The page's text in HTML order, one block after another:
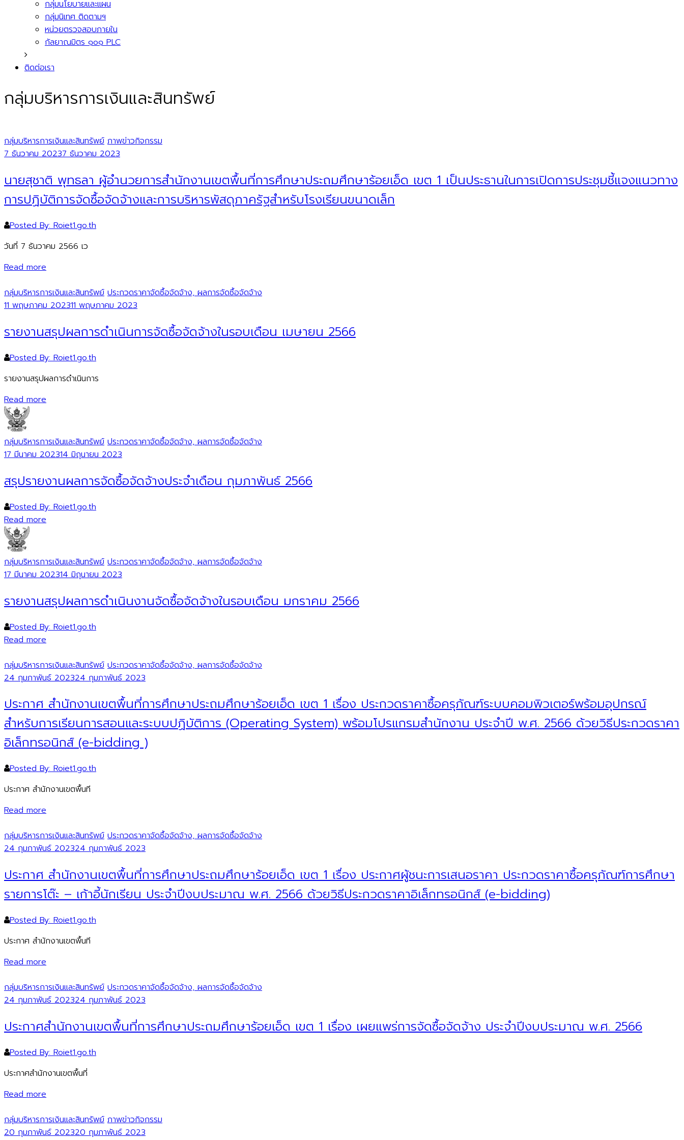
กลุ่มนโยบายและแผน
กลุ่มนิเทศ ติดตามฯ
หน่วยตรวจสอบภายใน
กัลยาณมิตร ๑๐๑ PLC
ติดต่อเรา
กลุ่มบริหารการเงินและสินทรัพย์
กลุ่มบริหารการเงินและสินทรัพย์ ภาพข่าวกิจกรรม
7 ธันวาคม 20237 ธันวาคม 2023
นายสุชาติ พุทธลา ผู้อำนวยการสำนักงานเขตพื้นที่การศึกษาประถมศึกษาร้อยเอ็ด เขต 1 เป็นประธานในการเปิดการประชุมชี้แจงแนวทาง
การปฏิบัติการจัดซื้อจัดจ้างและการบริหารพัสดุภาครัฐสำหรับโรงเรียนขนาดเล็ก
Posted By: Roiet1.go.th
วันที่ 7 ธันวาคม 2566 เว
Read more
กลุ่มบริหารการเงินและสินทรัพย์ ประกวดราคาจัดซื้อจัดจ้าง, ผลการจัดซื้อจัดจ้าง
11 พฤษภาคม 202311 พฤษภาคม 2023
รายงานสรุปผลการดำเนินการจัดซื้อจัดจ้างในรอบเดือน เมษายน 2566
Posted By: Roiet1.go.th
รายงานสรุปผลการดำเนินการ
Read more
กลุ่มบริหารการเงินและสินทรัพย์ ประกวดราคาจัดซื้อจัดจ้าง, ผลการจัดซื้อจัดจ้าง
17 มีนาคม 202314 มิถุนายน 2023
สรุปรายงานผลการจัดซื้อจัดจ้างประจำเดือน กุมภาพันธ์ 2566
Posted By: Roiet1.go.th
Read more
กลุ่มบริหารการเงินและสินทรัพย์ ประกวดราคาจัดซื้อจัดจ้าง, ผลการจัดซื้อจัดจ้าง
17 มีนาคม 202314 มิถุนายน 2023
รายงานสรุปผลการดำเนินงานจัดซื้อจัดจ้างในรอบเดือน มกราคม 2566
Posted By: Roiet1.go.th
Read more
กลุ่มบริหารการเงินและสินทรัพย์ ประกวดราคาจัดซื้อจัดจ้าง, ผลการจัดซื้อจัดจ้าง
24 กุมภาพันธ์ 202324 กุมภาพันธ์ 2023
ประกาศ สำนักงานเขตพื้นที่การศึกษาประถมศึกษาร้อยเอ็ด เขต 1 เรื่อง ประกวดราคาซื้อครุภัณฑ์ระบบคอมพิวเตอร์พร้อมอุปกรณ์
สำหรับการเรียนการสอนและระบบปฏิบัติการ (Operating System) พร้อมโปรแกรมสำนักงาน ประจำปี พ.ศ. 2566 ด้วยวิธีประกวดราคา
อิเล็กทรอนิกส์ (e-bidding )
Posted By: Roiet1.go.th
ประกาศ สำนักงานเขตพื้นที
Read more
กลุ่มบริหารการเงินและสินทรัพย์ ประกวดราคาจัดซื้อจัดจ้าง, ผลการจัดซื้อจัดจ้าง
24 กุมภาพันธ์ 202324 กุมภาพันธ์ 2023
ประกาศ สำนักงานเขตพื้นที่การศึกษาประถมศึกษาร้อยเอ็ด เขต 1 เรื่อง ประกาศผู้ชนะการเสนอราคา ประกวดราคาซื้อครุภัณฑ์การศึกษา
รายการโต๊ะ – เก้าอี้นักเรียน ประจำปีงบประมาณ พ.ศ. 2566 ด้วยวิธีประกวดราคาอิเล็กทรอนิกส์ (e-bidding)
Posted By: Roiet1.go.th
ประกาศ สำนักงานเขตพื้นที
Read more
กลุ่มบริหารการเงินและสินทรัพย์ ประกวดราคาจัดซื้อจัดจ้าง, ผลการจัดซื้อจัดจ้าง
24 กุมภาพันธ์ 202324 กุมภาพันธ์ 2023
ประกาศสำนักงานเขตพื้นที่การศึกษาประถมศึกษาร้อยเอ็ด เขต 1 เรื่อง เผยแพร่การจัดซื้อจัดจ้าง ประจำปีงบประมาณ พ.ศ. 2566
Posted By: Roiet1.go.th
ประกาศสำนักงานเขตพื้นที่
Read more
กลุ่มบริหารการเงินและสินทรัพย์ ภาพข่าวกิจกรรม
20 กุมภาพันธ์ 202320 กุมภาพันธ์ 2023